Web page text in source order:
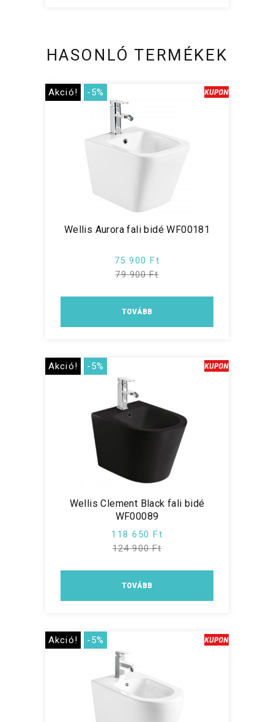
HASONLÓ TERMÉKEK
Akció! -5%
Wellis Aurora fali bidé WF00181
75 900 Ft
79 900 Ft
TOVÁBB
Akció! -5%
Wellis Clement Black fali bidé
WF00089
118 650 Ft
124 900 Ft
TOVÁBB
Akció! -5%